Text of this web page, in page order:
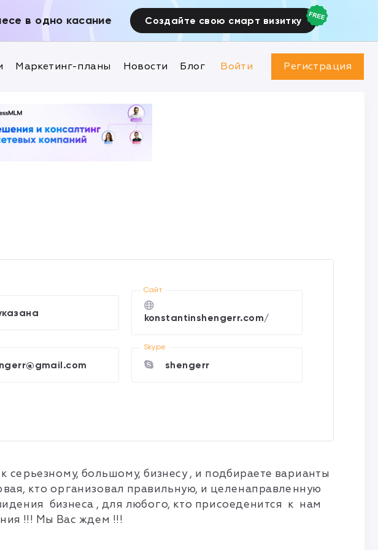
в одно касание Создайте свою смарт визитку
Маркетинг-планы Новости Блог Войти Регистрация
Cайт
konstantinshengerr.com/
Skype
shengerr
большому, бизнесу , и подбираете варианты
кто организовал правильную, и целенаправленную
бизнеса , для любого, кто присоеденится к нам
!!! Мы Вас ждем !!!